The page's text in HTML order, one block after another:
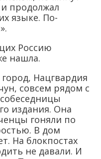
продолжал
языке. По-
Россию
нашла.
Нацгвардия
совсем рядом с
издания. Она
гоняли по
В дом
На блокпостах
не давали. И